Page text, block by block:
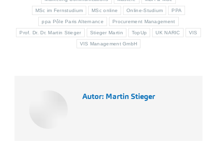
MSc im Fernstudium MSc online Online-Studium PPA
ppa Pôle Paris Alternance Procurement Management
Prof. Dr. Dr. Martin Stieger Stieger Martin TopUp UK NARIC VIS
VIS Management GmbH
Autor: Martin Stieger